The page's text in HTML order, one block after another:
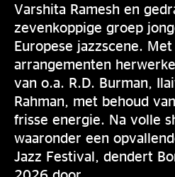
Varshita Ramesh en
zevenkoppige groep
Europese jazzscene.
arrangementen
van o.a. R.D. Burman,
Rahman, met behoud
frisse energie. Na volle
waaronder een
Jazz Festival, dendert